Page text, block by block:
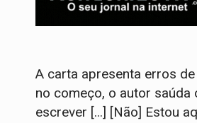
A carta apresenta erros
no começo, o autor saúda
escrever [...] [Não] Estou